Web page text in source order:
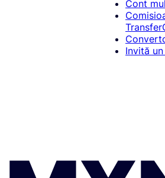
Cont
Invită